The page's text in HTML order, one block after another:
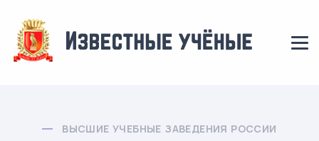
ВЫСШИЕ УЧЕБНЫЕ ЗАВЕДЕНИЯ РОССИИ